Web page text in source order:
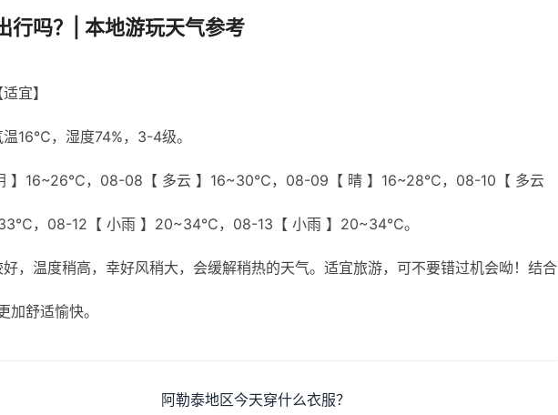
行吗？| 本地游玩天气参考
宜】
16℃，湿度74%，3-4级。
】16~26℃，08-08【 多云 】16~30℃，08-09【 晴 】16~28℃，08-10【 多云
，08-12【 小雨 】20~34℃，08-13【 小雨 】20~34℃。
，温度稍高，幸好风稍大，会缓解稍热的天气。适宜旅游，可不要错过机会呦！结合
舒适愉快。
阿勒泰地区今天穿什么衣服？